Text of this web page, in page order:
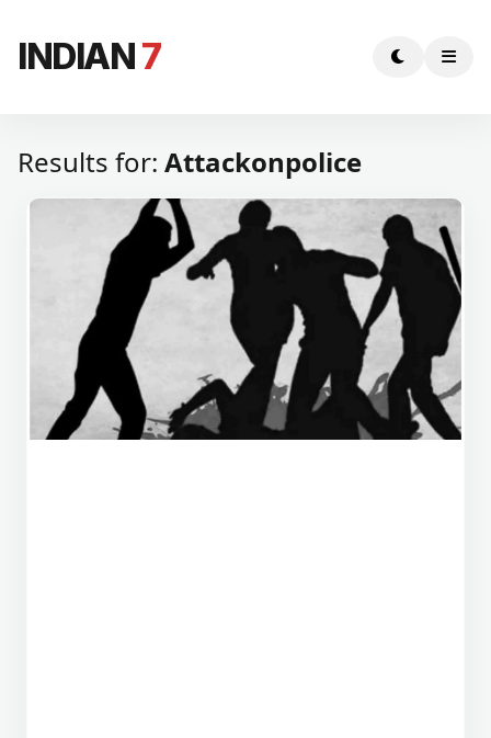
INDIAN7
Results for: Attackonpolice